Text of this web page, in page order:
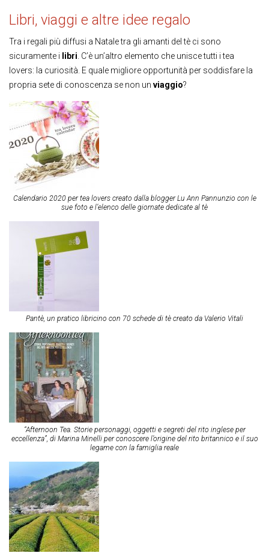
Libri, viaggi e altre idee regalo
Tra i regali più diffusi a Natale tra gli amanti del tè ci sono
sicuramente i libri . C’è un’altro elemento che unisce tutti i tea
lovers: la curiosità. E quale migliore opportunità per soddisfare la
propria sete di conoscenza se non un viaggio?
Calendario 2020 per tea lovers creato dalla blogger Lu Ann Pannunzio con le
sue foto e l’elenco delle giornate dedicate al tè
Pantè, un pratico libricino con 70 schede di tè creato da Valerio Vitali
“Afternoon Tea. Storie personaggi, oggetti e segreti del rito inglese per
eccellenza”, di Marina Minelli per conoscere l’origine del rito britannico e il suo
legame con la famiglia reale